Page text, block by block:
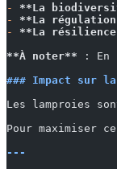
-
**La
-
**La
-
**La
**À noter** : En
### Impact sur
Les lamproies
Pour maximiser
---